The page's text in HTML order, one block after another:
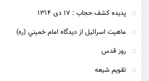
پديده كشف حجاب : 17 دى 1314
ماهيت اسرائيل از ديدگاه امام خميني (ره)
روز قدس
تقويم شيعه